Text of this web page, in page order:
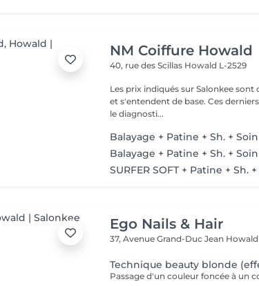
NM Coiffure Howald
40, rue des Scillas Howald L-2529
Les prix indiqués sur Salonkee
et s'entendent de base. Ces
le diagnosti...
Balayage + Patine + Sh. +
Balayage + Patine + Sh. +
SURFER SOFT + Patine + Sh.
Ego Nails & Hair
37, Avenue Grand-Duc Jean Howald
Technique beauty blonde
Passage d'un couleur foncée à un